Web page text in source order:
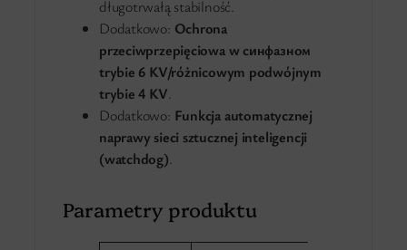
długotrwałą stabilność.
Dodatkowo: Ochrona
przeciwprzepięciowa w синфазном
trybie 6 KV/różnicowym podwójnym
trybie 4 KV.
Dodatkowo: Funkcja automatycznej
naprawy sieci sztucznej inteligencji
(watchdog).
Parametry produktu